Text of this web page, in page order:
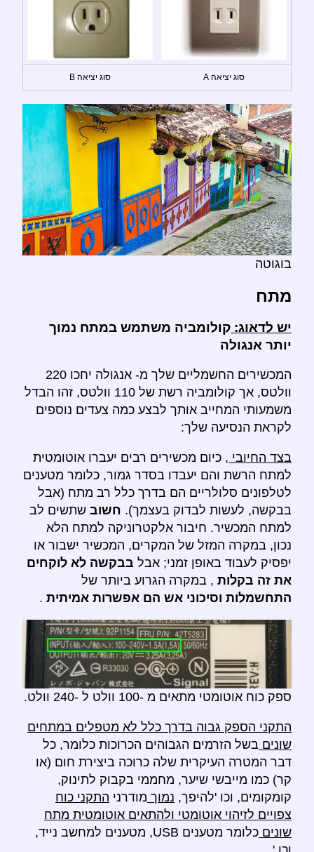
סוג יציאה A סוג יציאה B
בוגוטה
מתח
יש לדאוג: קולומביה משתמש במתח נמוך
יותר אנגולה
המכשירים החשמליים שלך מ- אנגולה יחכו 220
וולטס, אך קולומביה רשת של 110 וולטס, זהו הבדל
משמעותי המחייב אותך לבצע כמה צעדים נוספים
לקראת הנסיעה שלך:
בצד החיובי , כיום מכשירים רבים יעברו אוטומטית
למתח הרשת והם יעבדו בסדר גמור, כלומר מטענים
לטלפונים סלולריים הם בדרך כלל רב מתח (אבל
בבקשה, לעשות לבדוק בעצמך). חשוב שתשים לב
למתח המכשיר. חיבור אלקטרוניקה למתח הלא
נכון, במקרה המזל של המקרים, המכשיר ישבור או
יפסיק לעבוד באופן זמני; אבל בבקשה לא לוקחים
את זה בקלות , במקרה הגרוע ביותר של
התחשמלות וסיכוני אש הם אפשרות אמיתית .
ספק כוח אוטומטי מתאים מ -100 וולט ל -240 וולט.
התקני הספק גבוה בדרך כלל לא מטפלים במתחים
שונים בשל הזרמים הגבוהים הכרוכות כלומר, כל
דבר המטרה העיקרית שלה כרוכה ביצירת חום (או
קר) כמו מייבשי שיער, מחממי בקבוק לתינוק,
קומקומים, וכו 'להיפך, נמוך מודרני התקני כוח
צפויים לזיהוי אוטומטי ולהתאים אוטומטית מתח
שונים
כלומר מטענים USB, מטענים למחשב נייד,